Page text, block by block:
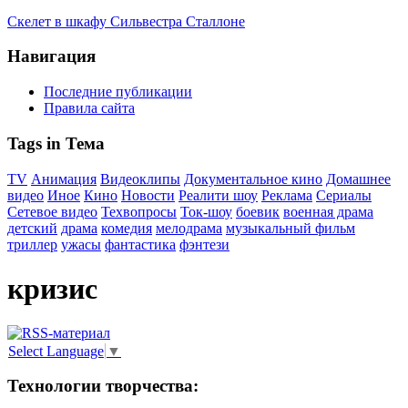
Скелет в шкафу Сильвестра Сталлоне
Навигация
Последние публикации
Правила сайта
Tags in Тема
TV Анимация Видеоклипы Документальное кино Домашнее
видео Иное Кино Новости Реалити шоу Реклама Сериалы
Сетевое видео Техвопросы Ток-шоу боевик военная драма
детский драма комедия мелодрама музыкальный фильм
триллер ужасы фантастика фэнтези
кризис
Select Language ▼
Технологии творчества: